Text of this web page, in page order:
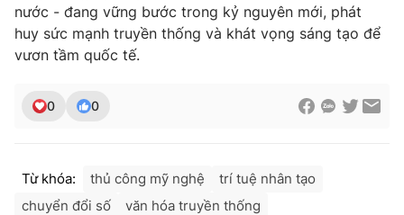
nước - đang vững bước trong kỷ nguyên mới, phát
huy sức mạnh truyền thống và khát vọng sáng tạo để
vươn tầm quốc tế.
0 0
Từ khóa: thủ công mỹ nghệ
trí tuệ nhân tạo
chuyển đổi số
văn hóa truyền thống